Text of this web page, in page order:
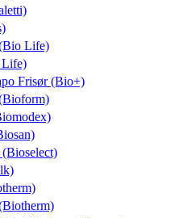
Life)
Frisør (Bio+)